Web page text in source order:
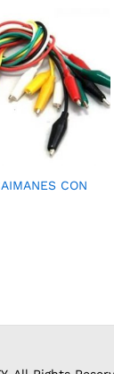
CON